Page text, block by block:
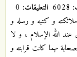
التعليقات:
ملائكته و كتبه و رسله و
الله الإسلام ، و لا
مهما كانت قرابته و